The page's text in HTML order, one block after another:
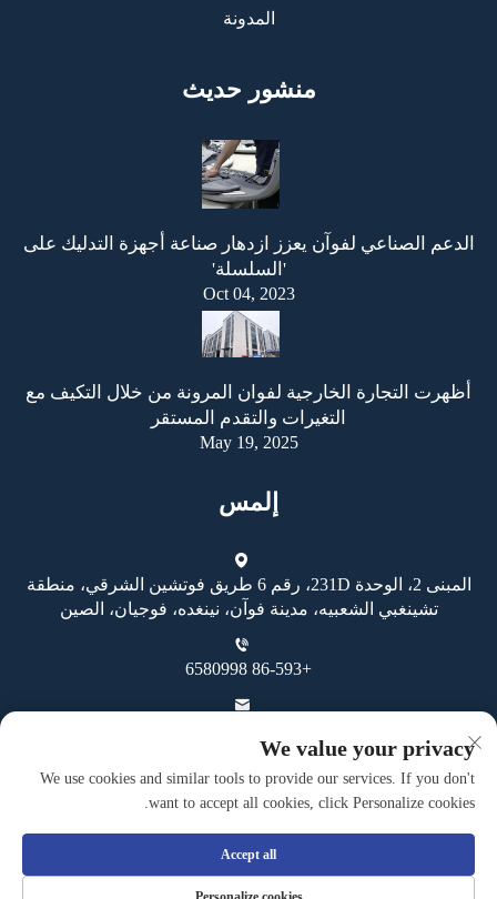
المدونة
منشور حديث
الدعم الصناعي لفوآن يعزز ازدهار صناعة أجهزة التدليك على
'السلسلة'
Oct 04, 2023
أظهرت التجارة الخارجية لفوان المرونة من خلال التكيف مع
التغيرات والتقدم المستقر
May 19, 2025
إلمس
المبنى 2، الوحدة 231D، رقم 6 طريق فوتشين الشرقي، منطقة
تشينغبي الشعبيه، مدينة فوآن، نينغده، فوجيان، الصين
+86-593 6580998
حقوق النسخ محفوظة © شركة فوان غوهينغ للصناعة والتجارة
We value your privacy
We use cookies and similar tools to provide our services. If you don't
want to accept all cookies, click Personalize cookies.
Accept all